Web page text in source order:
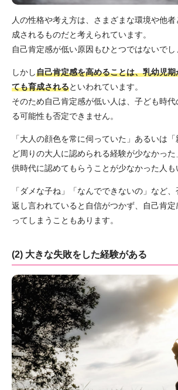
人の性格や考え方は、さまざまな環境や他
成されるものだと考えられています。
自己肯定感が低い原因もひとつではないでし
しかし自己肯定感を高めることは、乳幼児
ても育成されるといわれています。
そのため自己肯定感が低い人は、子ども時
る可能性も否定できません。
「大人の顔色を常に伺っていた」あるいは
ど周りの大人に認められる経験が少なかっ
供時代に認めてもらうことが少なかった人も
「ダメな子ね」「なんでできないの」など
返し言われていると自信がつかず、自己肯
ってしまうこともあります。
(2) 大きな失敗をした経験がある